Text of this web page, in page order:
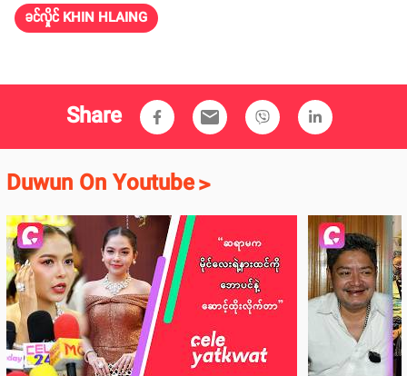
ခင်လှိုင် KHIN HLAING
Share email
Duwun On Youtube>